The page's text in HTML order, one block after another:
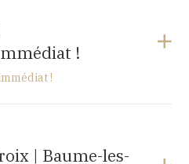
!
!
| Baume-les-